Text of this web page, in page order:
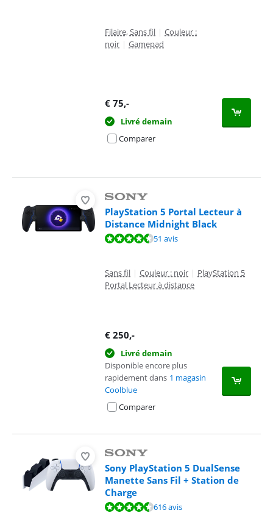
Filaire, Sans fil | Couleur :
noir | Gamepad
€ 75,-
Livré demain
Comparer
PlayStation 5 Portal Lecteur à
Distance Midnight Black
La note est de 9,2 sur 10, basée sur 51 avis.51 avis
Sans fil | Couleur : noir | PlayStation 5
Portal Lecteur à distance
€ 250,-
Livré demain
Disponible encore plus
rapidement dans 1 magasin
Coolblue
Comparer
Sony PlayStation 5 DualSense
Manette Sans Fil + Station de
Charge
La note est de 9,4 sur 10, basée sur 616 avis.
616 avis